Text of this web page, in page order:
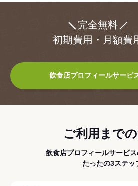
完全無料
初期費用・月額費
飲食店プロフィールサービ
ご利用まで
飲食店プロフィールサービ
たったの3ステッ